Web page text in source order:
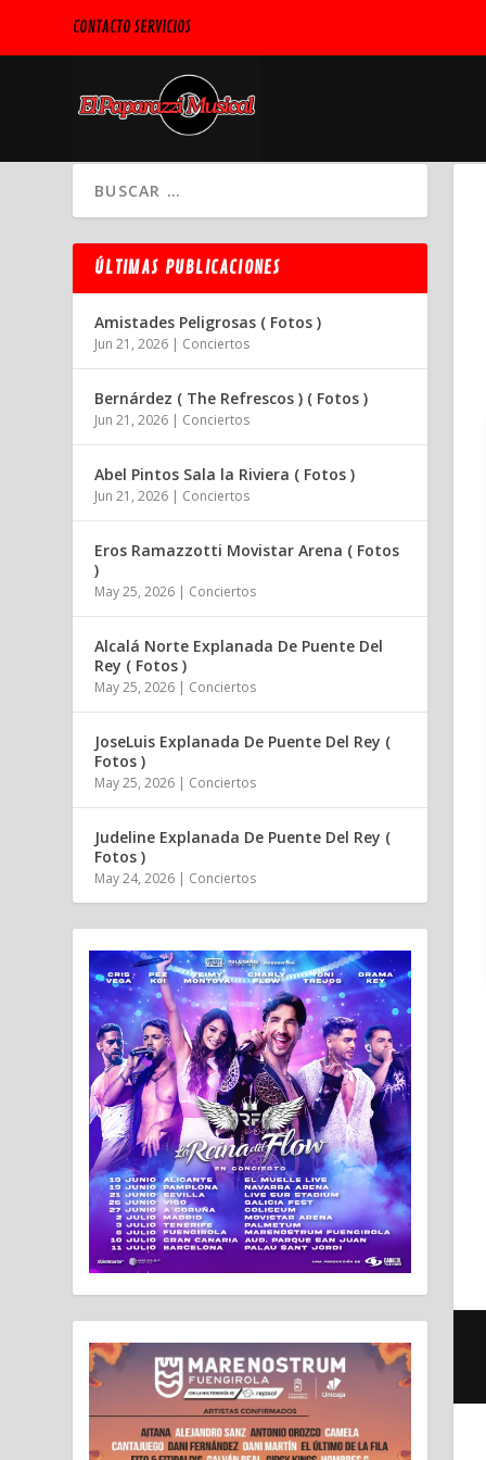
CONTACTO SERVICIOS
ÚLTIMAS PUBLICACIONES
Amistades Peligrosas ( Fotos )
Jun 21, 2026 | Conciertos
Bernárdez ( The Refrescos ) ( Fotos )
Jun 21, 2026 | Conciertos
Abel Pintos Sala la Riviera ( Fotos )
Jun 21, 2026 | Conciertos
Eros Ramazzotti Movistar Arena ( Fotos
)
May 25, 2026 | Conciertos
Alcalá Norte Explanada De Puente Del
Rey ( Fotos )
May 25, 2026 | Conciertos
JoseLuis Explanada De Puente Del Rey (
Fotos )
May 25, 2026 | Conciertos
Judeline Explanada De Puente Del Rey (
Fotos )
May 24, 2026 | Conciertos